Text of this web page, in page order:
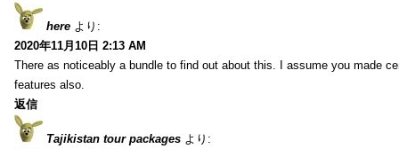
here より:
2020年11月10日 2:13 AM
There as noticeably a bundle to find out about this. I assume you made
features also.
返信
Tajikistan tour packages より: